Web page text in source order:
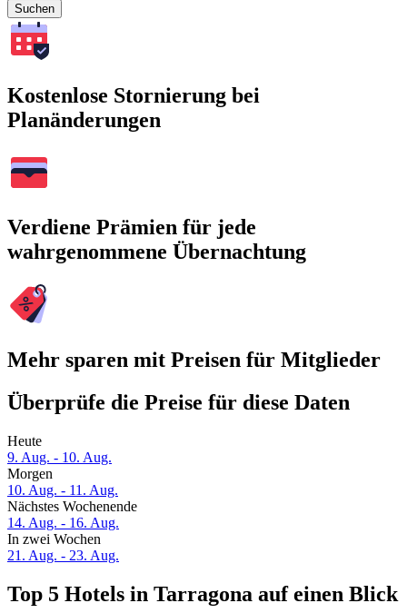
Suchen
Kostenlose Stornierung bei
Planänderungen
Verdiene Prämien für jede
wahrgenommene Übernachtung
Mehr sparen mit Preisen für Mitglieder
Überprüfe die Preise für diese Daten
Heute
9. Aug. - 10. Aug.
Morgen
10. Aug. - 11. Aug.
Nächstes Wochenende
14. Aug. - 16. Aug.
In zwei Wochen
21. Aug. - 23. Aug.
Top 5 Hotels in Tarragona auf einen Blick